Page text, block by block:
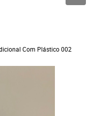
Com Plástico 002